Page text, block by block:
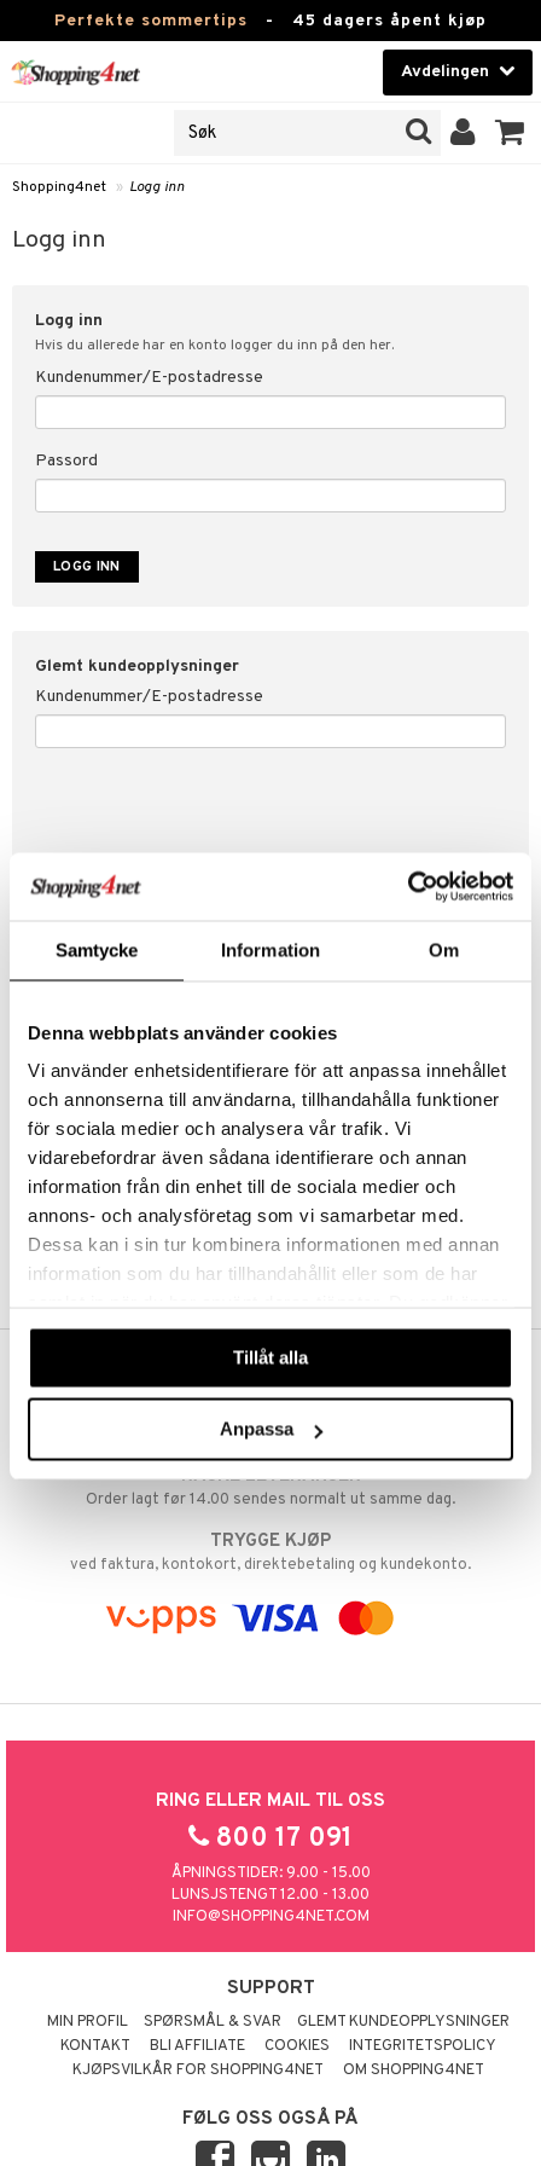
Samtycke Information Om
Denna webbplats använder cookies
Vi använder enhetsidentifierare för att anpassa innehållet
och annonserna till användarna, tillhandahålla funktioner
för sociala medier och analysera vår trafik. Vi
vidarebefordrar även sådana identifierare och annan
information från din enhet till de sociala medier och
annons- och analysföretag som vi samarbetar med.
Dessa kan i sin tur kombinera informationen med annan
information som du har tillhandahållit eller som de har
våra cookies vid fortsatt användande av vår webbplats.
Tillåt alla
Anpassa
Perfekte sommertips - 45 dagers åpent kjøp
Avdelingen
Kontaktlinser
Helsekost
Fitness
Hjem & innredning
Leketøy, Barn & Baby
Varemerker
Shopping4net » Logg inn
Logg inn
Logg inn
Hvis du allerede har en konto logger du inn på den her.
Kundenummer/E-postadresse
Passord
Glemt kundeopplysninger
Kundenummer/E-postadresse
Bra kampanjer
Ordrestatus & historikk
Abonnemang
Overvåke produkter
Ønskelister
& svar
for Shopping4net
FRI FRAKT FRA KR 350
avdeling(er) du handler fra. Les mer »
RASKE LEVERANSER
Order lagt før 14.00 sendes normalt ut samme dag.
TRYGGE KJØP
ved faktura, kontokort, direktebetaling og kundekonto.
RING ELLER MAIL TIL OSS
800 17 091
ÅPNINGSTIDER: 9.00 - 15.00
LUNSJSTENGT 12.00 - 13.00
INFO@SHOPPING4NET.COM
SUPPORT
MIN PROFIL SPØRSMÅL & SVAR
GLEMT KUNDEOPPLYSNINGER
KONTAKT
BLI AFFILIATE COOKIES
INTEGRITETSPOLICY
KJØPSVILKÅR FOR SHOPPING4NET
OM SHOPPING4NET
FØLG OSS OGSÅ PÅ